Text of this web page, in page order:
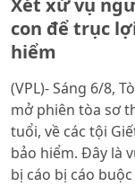
Xét xử vụ
con để trục
hiểm
(VPL)- Sáng 6/8,
mở phiên tòa sơ
tuổi, về các tội
bảo hiểm. Đây là
bị cáo bị cáo